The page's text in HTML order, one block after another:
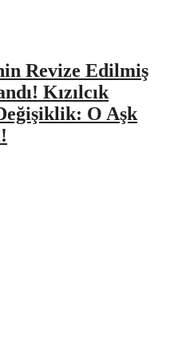
Revize Edilmiş
Kızılcık
O Aşk